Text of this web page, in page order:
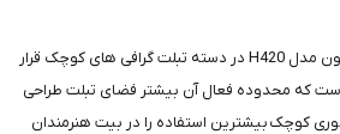
با وجود اینکه قلم نوری هویون مدل H420 در دسته تبلت گرافی های کوچک قرار
است که محدوده فعال آن بیشتر فضای تبلت طراحی
کوچک بیشترین استفاده را در بیت هنرمندان